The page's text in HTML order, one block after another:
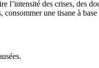
des crises, des
une tisane à